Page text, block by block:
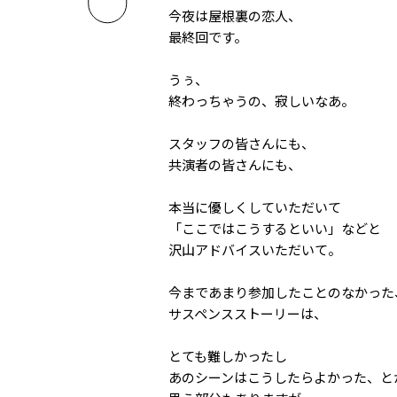
今夜は屋根裏の恋人、
最終回です。
うぅ、
終わっちゃうの、寂しいなあ。
スタッフの皆さんにも、
共演者の皆さんにも、
本当に優しくしていただいて
「ここではこうするといい」などと
沢山アドバイスいただいて。
今まであまり参加したことのなかっ
サスペンスストーリーは、
とても難しかったし
あのシーンはこうしたらよかった、